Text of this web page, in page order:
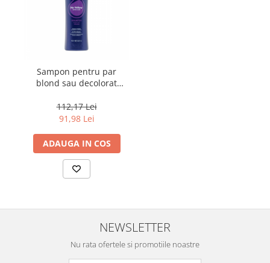
Sampon pentru par
blond sau decolorat
Yellow, 1000 ml
112,17 Lei
91,98 Lei
ADAUGA IN COS
NEWSLETTER
Nu rata ofertele si promotiile noastre